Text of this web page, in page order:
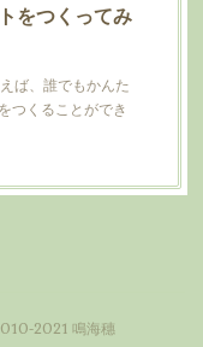
をつくってみ
ば、誰でもかんた
つくることができ
2021 鳴海穗